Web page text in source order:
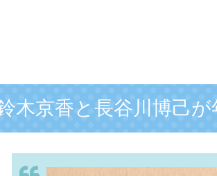
木京香と長谷川博己が